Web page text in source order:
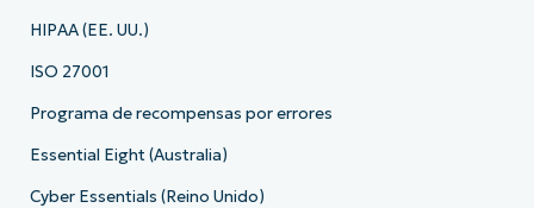
HIPAA (EE. UU.)
ISO 27001
Programa de recompensas por errores
Essential Eight (Australia)
Cyber Essentials (Reino Unido)